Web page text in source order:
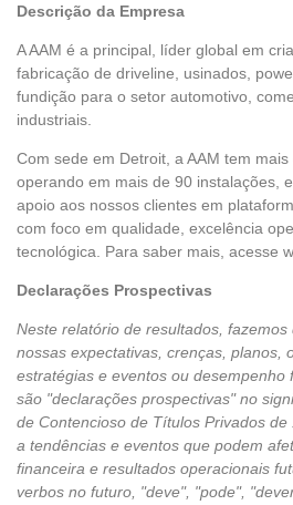
Descrição da Empresa
A AAM é a principal, líder global em
fabricação de driveline, usinados,
fundição para o setor automotivo,
industriais.
Com sede em Detroit, a AAM tem mais
operando em mais de 90 instalações,
apoio aos nossos clientes em
com foco em qualidade, excelência
tecnológica. Para saber mais, acesse
Declarações Prospectivas
Neste relatório de resultados,
nossas expectativas, crenças, planos,
estratégias e eventos ou desempenho
são "declarações prospectivas" no
de Contencioso de Títulos Privados
a tendências e eventos que podem
financeira e resultados operacionais
verbos no futuro, "deve", "pode",